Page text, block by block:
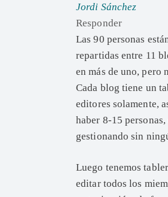
Jordi Sánchez
Responder
Las 90 personas
repartidas entre 11
en más de uno, pero
Cada blog tiene un
editores solamente,
haber 8-15
gestionando sin
Luego tenemos
editar todos los